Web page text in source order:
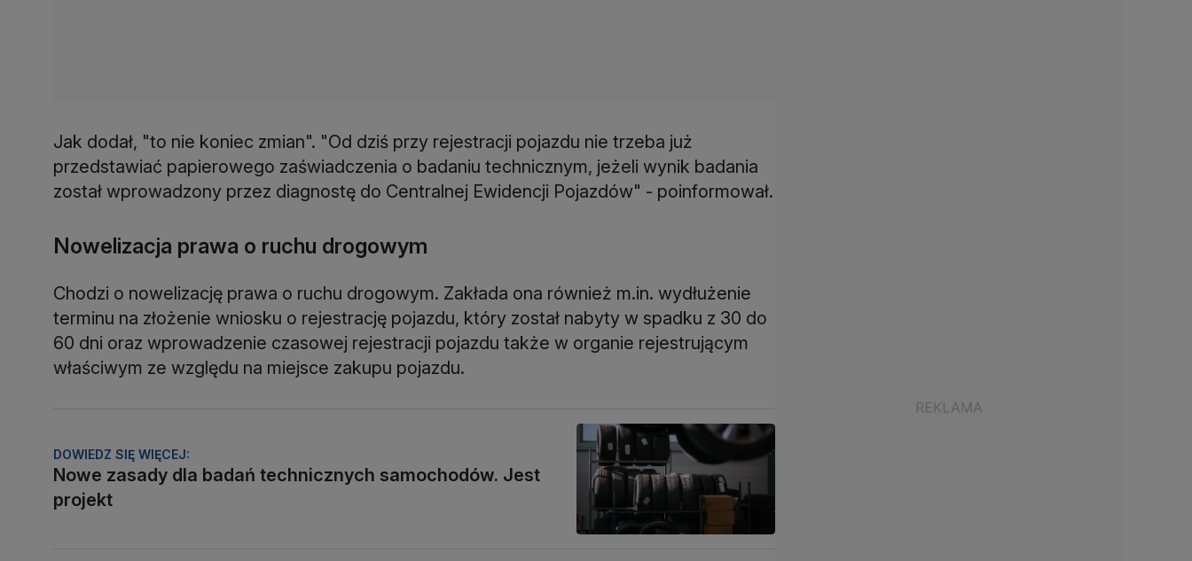
Jak dodał, "to nie koniec zmian". "Od dziś przy rejestracji pojazdu nie trzeba już
przedstawiać papierowego zaświadczenia o badaniu technicznym, jeżeli wynik badania
został wprowadzony przez diagnostę do Centralnej Ewidencji Pojazdów" - poinformował.
Nowelizacja prawa o ruchu drogowym
Chodzi o nowelizację prawa o ruchu drogowym. Zakłada ona również m.in. wydłużenie
terminu na złożenie wniosku o rejestrację pojazdu, który został nabyty w spadku z 30 do
60 dni oraz wprowadzenie czasowej rejestracji pojazdu także w organie rejestrującym
właściwym ze względu na miejsce zakupu pojazdu.
DOWIEDZ SIĘ WIĘCEJ:
Nowe zasady dla badań technicznych samochodów. Jest
projekt